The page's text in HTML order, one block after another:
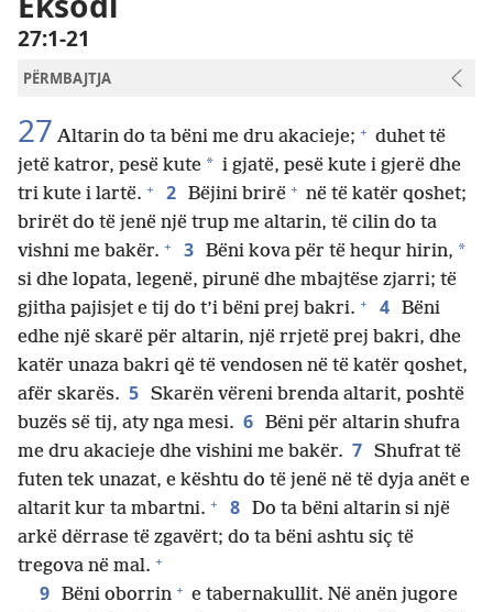
27:1-21
PËRMBAJTJA
27 Altarin do ta bëni me dru akacieje; + duhet të
jetë katror, pesë kute * i gjatë, pesë kute i gjerë dhe
tri kute i lartë. + 2 Bëjini brirë + në të katër qoshet;
brirët do të jenë një trup me altarin, të cilin do ta
vishni me bakër. + 3 Bëni kova për të hequr hirin, *
si dhe lopata, legenë, pirunë dhe mbajtëse zjarri; të
gjitha pajisjet e tij do t’i bëni prej bakri. + 4 Bëni
edhe një skarë për altarin, një rrjetë prej bakri, dhe
katër unaza bakri që të vendosen në të katër qoshet,
afër skarës. 5 Skarën vëreni brenda altarit, poshtë
buzës së tij, aty nga mesi. 6 Bëni për altarin shufra
me dru akacieje dhe vishini me bakër. 7 Shufrat të
futen tek unazat, e kështu do të jenë në të dyja anët e
altarit kur ta mbartni. + 8 Do ta bëni altarin si një
arkë dërrase të zgavërt; do ta bëni ashtu siç të
tregova në mal. +
9 Bëni oborrin + e tabernakullit. Në anën jugore